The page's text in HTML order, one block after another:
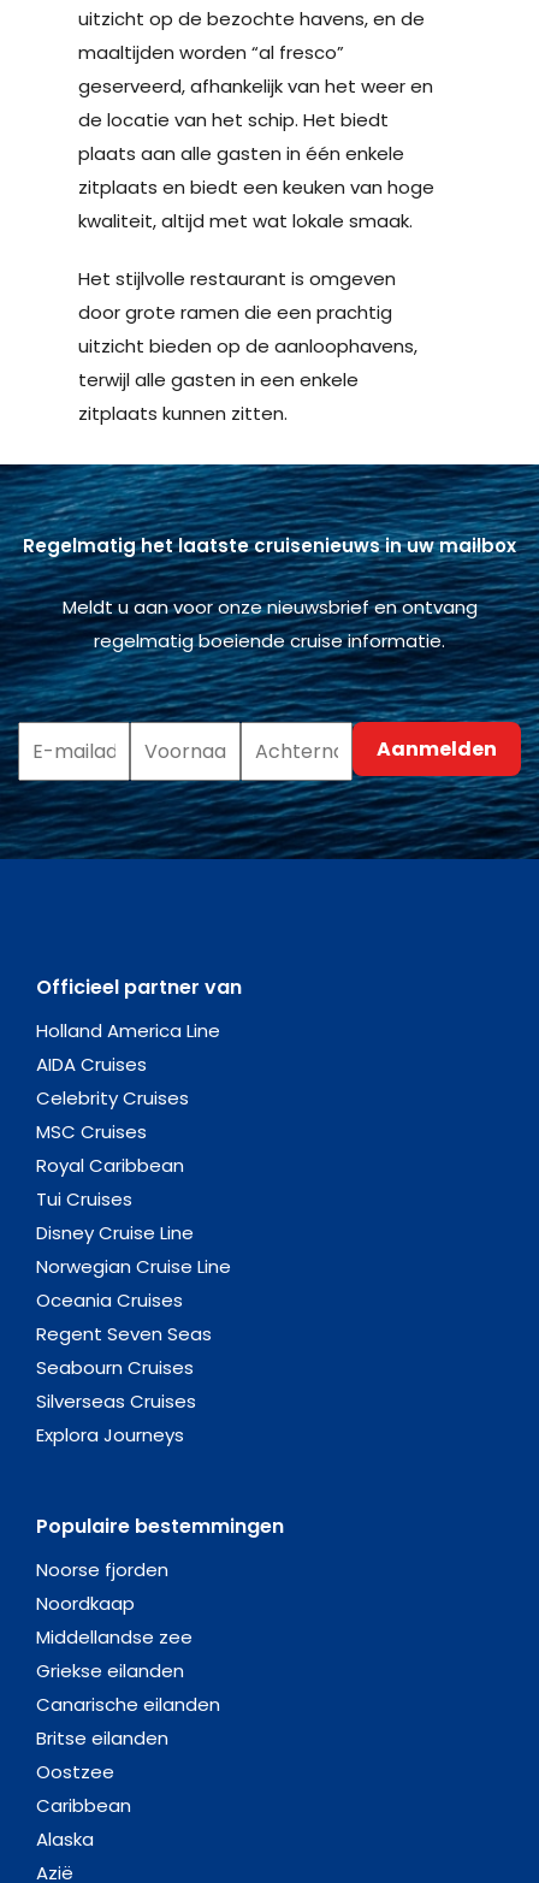
uitzicht op de bezochte havens, en de
maaltijden worden “al fresco”
geserveerd, afhankelijk van het weer en
de locatie van het schip. Het biedt
plaats aan alle gasten in één enkele
zitplaats en biedt een keuken van hoge
kwaliteit, altijd met wat lokale smaak.
Het stijlvolle restaurant is omgeven
door grote ramen die een prachtig
uitzicht bieden op de aanloophavens,
terwijl alle gasten in een enkele
zitplaats kunnen zitten.
Regelmatig het laatste cruisenieuws in uw mailbox
Meldt u aan voor onze nieuwsbrief en ontvang
regelmatig boeiende cruise informatie.
Officieel partner van
Holland America Line
AIDA Cruises
Celebrity Cruises
MSC Cruises
Royal Caribbean
Tui Cruises
Disney Cruise Line
Norwegian Cruise Line
Oceania Cruises
Regent Seven Seas
Seabourn Cruises
Silverseas Cruises
Explora Journeys
Populaire bestemmingen
Noorse fjorden
Noordkaap
Middellandse zee
Griekse eilanden
Canarische eilanden
Britse eilanden
Oostzee
Caribbean
Alaska
Azië